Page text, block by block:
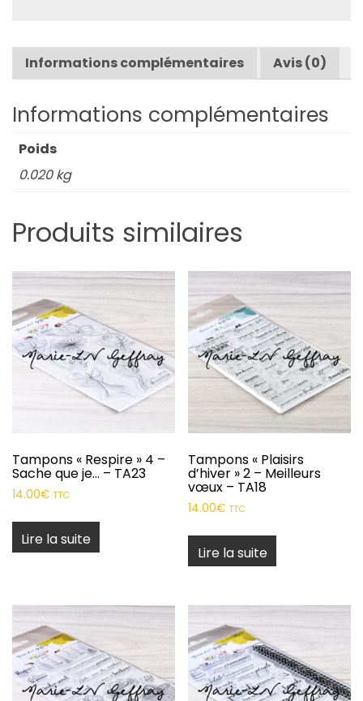
–
Douceur
TA136
Informations complémentaires Avis (0)
Informations complémentaires
Poids
0.020 kg
Produits similaires
Tampons « Respire » 4 –
Sache que je… – TA23
14.00€ TTC
Lire la suite
Tampons « Plaisirs
d’hiver » 2 – Meilleurs
vœux – TA18
14.00€ TTC
Lire la suite